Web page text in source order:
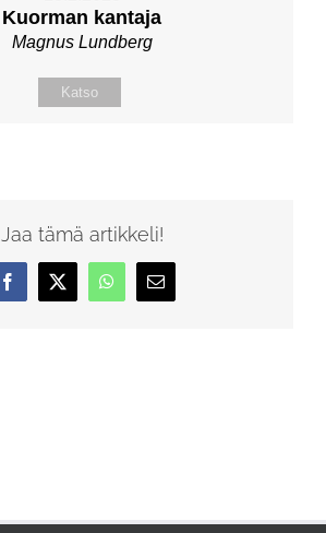
Kuorman kantaja
Magnus Lundberg
Katso
Jaa tämä artikkeli!
Facebook
X WhatsAppSähköposti